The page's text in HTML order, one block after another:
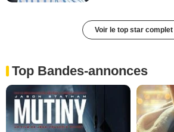
Voir le top star complet
Top Bandes-annonces